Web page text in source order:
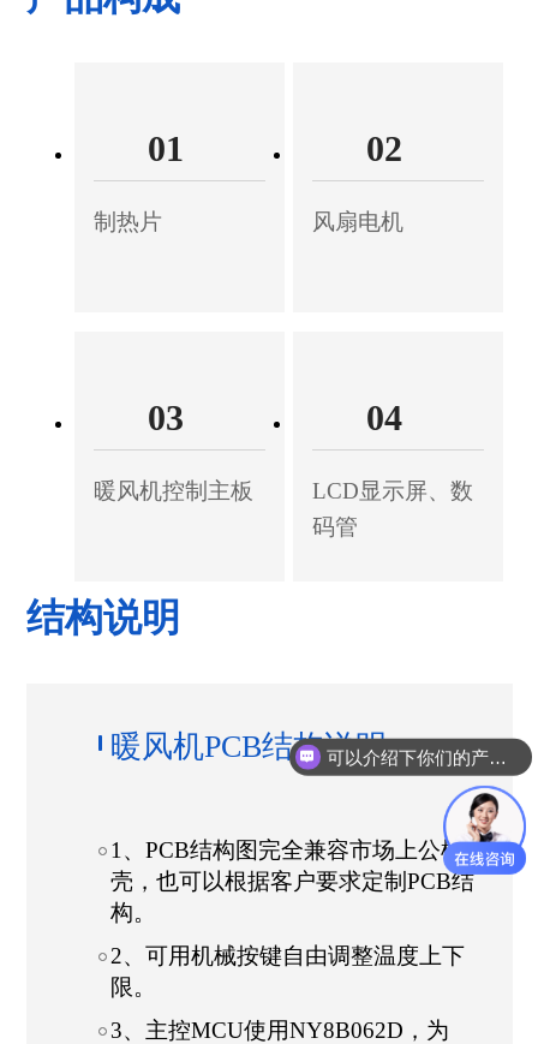
01
制热片
02
风扇电机
03
暖风机控制主板
04
LCD显示屏、数
码管
结构说明
暖风机PCB结构说明
1、PCB结构图完全兼容市场上公模外
壳，也可以根据客户要求定制PCB结
构。
2、可用机械按键自由调整温度上下
限。
3、主控MCU使用NY8B062D，为
可以介绍下你们的产品么？